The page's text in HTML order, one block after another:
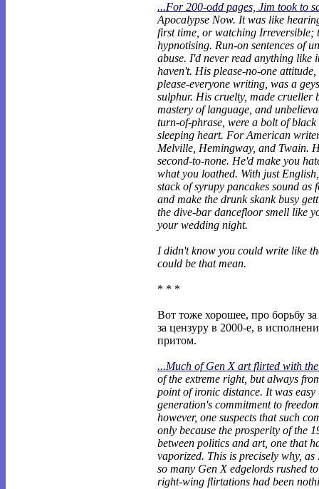
...For 200-odd pages, Jim took to
Apocalypse Now. It was like
first time, or watching Irreversible;
hypnotising. Run-on sentences of
abuse. I'd never read anything like
haven't. His please-no-one
please-everyone writing, was a
sulphur. His cruelty, made crueller
mastery of language, and
turn-of-phrase, were a bolt of
sleeping heart. For American
Melville, Hemingway, and Twain.
second-to-none. He'd make you
what you loathed. With just
stack of syrupy pancakes sound as
and make the drunk skank busy
the dive-bar dancefloor smell like
your wedding night.
I didn't know you could write like
could be that mean.
* * *
Вот тоже хорошее, про борьбу
за цензуру в 2000-е, в
притом.
...Much of Gen X art flirted with
of the extreme right, but always
point of ironic distance. It was
generation's commitment to
however, one suspects that such
only because the prosperity of the
between politics and art, one that
vaporized. This is precisely why,
so many Gen X edgelords rushed
right-wing flirtations had been